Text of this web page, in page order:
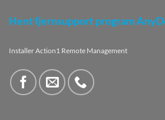
Hent fjernsupport program
Installer Action1 Remote Management